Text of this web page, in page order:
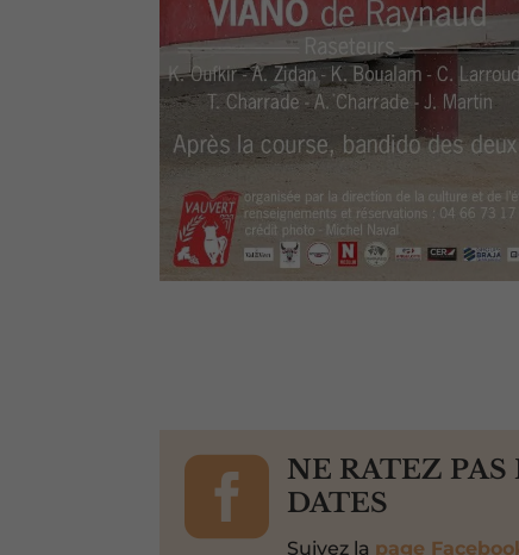

NE RATEZ PAS
DATES
Suivez la page